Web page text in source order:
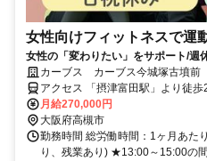
女性向けフィットネスで運
女性の「変わりたい」をサポート/週
ルOK※規定内
カーブス カーブス今城塚古墳前
アクセス 「摂津富田駅」より徒歩
月給270,000円
大阪府高槻市
勤務時間 総労働時間：1ヶ月あた
り、残業あり) ★13:00～15:00の